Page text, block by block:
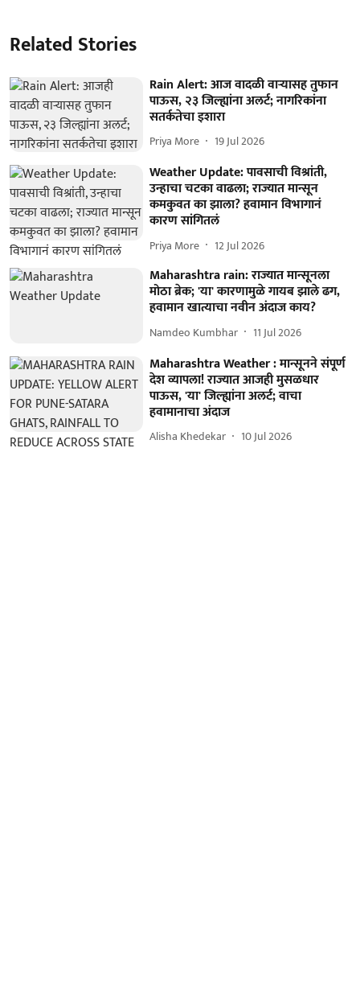
Related Stories
Rain Alert: आज वादळी वाऱ्यासह तुफान
पाऊस, २३ जिल्ह्यांना अलर्ट; नागरिकांना
सतर्कतेचा इशारा
Priya More 19 Jul 2026
Weather Update: पावसाची विश्रांती,
उन्हाचा चटका वाढला; राज्यात मान्सून
कमकुवत का झाला? हवामान विभागानं
कारण सांगितलं
Priya More 12 Jul 2026
Maharashtra rain: राज्यात मान्सूनला
मोठा ब्रेक; 'या' कारणामुळे गायब झाले ढग,
हवामान खात्याचा नवीन अंदाज काय?
Namdeo Kumbhar 11 Jul 2026
Maharashtra Weather : मान्सूनने संपूर्ण
देश व्यापला! राज्यात आजही मुसळधार
पाऊस, 'या' जिल्ह्यांना अलर्ट; वाचा
हवामानाचा अंदाज
Alisha Khedekar 10 Jul 2026